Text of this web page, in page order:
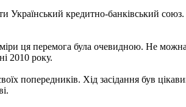
Український кредитно-банківський
ця перемога була очевидною. Не
2010 року.
попередників. Хід засідання був